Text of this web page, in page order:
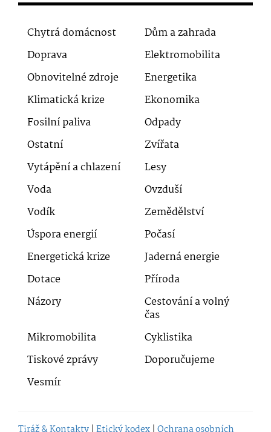
Chytrá domácnost
Dům a zahrada
Doprava
Elektromobilita
Obnovitelné zdroje
Energetika
Klimatická krize
Ekonomika
Fosilní paliva
Odpady
Ostatní
Zvířata
Vytápění a chlazení
Lesy
Voda
Ovzduší
Vodík
Zemědělství
Úspora energií
Počasí
Energetická krize
Jaderná energie
Dotace
Příroda
Názory
Cestování a volný
čas
Mikromobilita
Cyklistika
Tiskové zprávy
Doporučujeme
Vesmír